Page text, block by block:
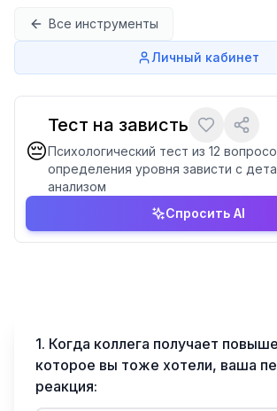
Все инструменты
Личный кабинет
😔
Тест на зависть
Психологический тест из 12
определения уровня зависти с
анализом
Спросить AI
1. Когда коллега получает
которое вы тоже хотели, ваша
реакция: